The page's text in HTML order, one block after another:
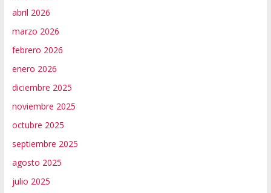
abril 2026
marzo 2026
febrero 2026
enero 2026
diciembre 2025
noviembre 2025
octubre 2025
septiembre 2025
agosto 2025
julio 2025